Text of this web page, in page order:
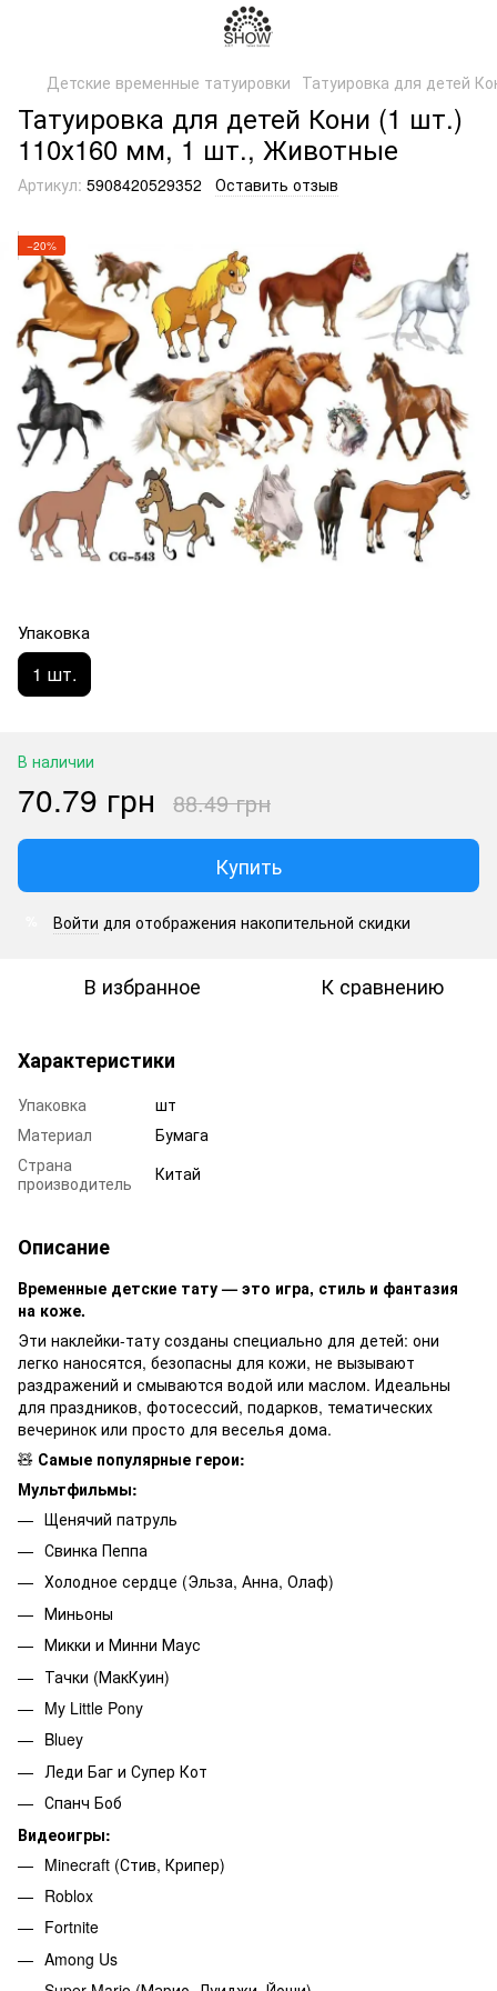
Детские временные татуировки Татуировка для детей
Татуировка для детей Кони (1 шт.)
110х160 мм, 1 шт., Животные
Артикул: 5908420529352 Оставить отзыв
−20%
Упаковка
1 шт.
В наличии
70.79 грн 88.49 грн
Купить
Войти для отображения накопительной скидки
В избранное К сравнению
Характеристики
Упаковка
шт
Материал
Бумага
Страна
производитель
Китай
Описание
Временные детские тату — это игра, стиль и фантазия
на коже.
Эти наклейки-тату созданы специально для детей: они
легко наносятся, безопасны для кожи, не вызывают
раздражений и смываются водой или маслом. Идеальны
для праздников, фотосессий, подарков, тематических
вечеринок или просто для веселья дома.
🧸 Самые популярные герои:
Мультфильмы:
Щенячий патруль
Свинка Пеппа
Холодное сердце (Эльза, Анна, Олаф)
Миньоны
Микки и Минни Маус
Тачки (МакКуин)
My Little Pony
Bluey
Леди Баг и Супер Кот
Спанч Боб
Видеоигры:
Minecraft (Стив, Крипер)
Roblox
Fortnite
Among Us